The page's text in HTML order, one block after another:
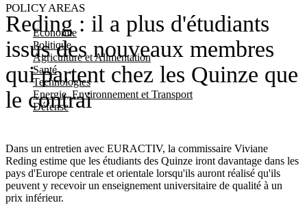
POLICY AREAS
Economie
Politique
Agriculture et Alimentation
Santé
Technologies
Energie, Environnement et Transport
Défense
Reding : il a plus d'étudiants
issus des nouveaux membres
qui partent chez les Quinze que
le contrai
Dans un entretien avec EURACTIV, la commissaire Viviane
Reding estime que les étudiants des Quinze iront davantage dans les
pays d'Europe centrale et orientale lorsqu'ils auront réalisé qu'ils
peuvent y recevoir un enseignement universitaire de qualité à un
prix inférieur.